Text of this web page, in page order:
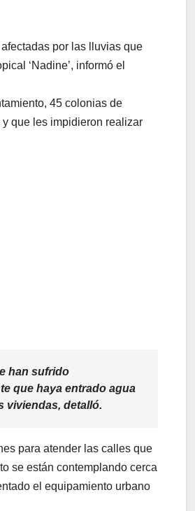
por las lluvias que
‘Nadine’, informó el
45 colonias de
que les impidieron realizar
han sufrido
que haya entrado agua
viviendas, detalló.
para atender las calles que
se están contemplando cerca
el equipamiento urbano